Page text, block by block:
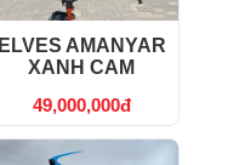
ELVES AMANYAR
XANH CAM
49,000,000đ